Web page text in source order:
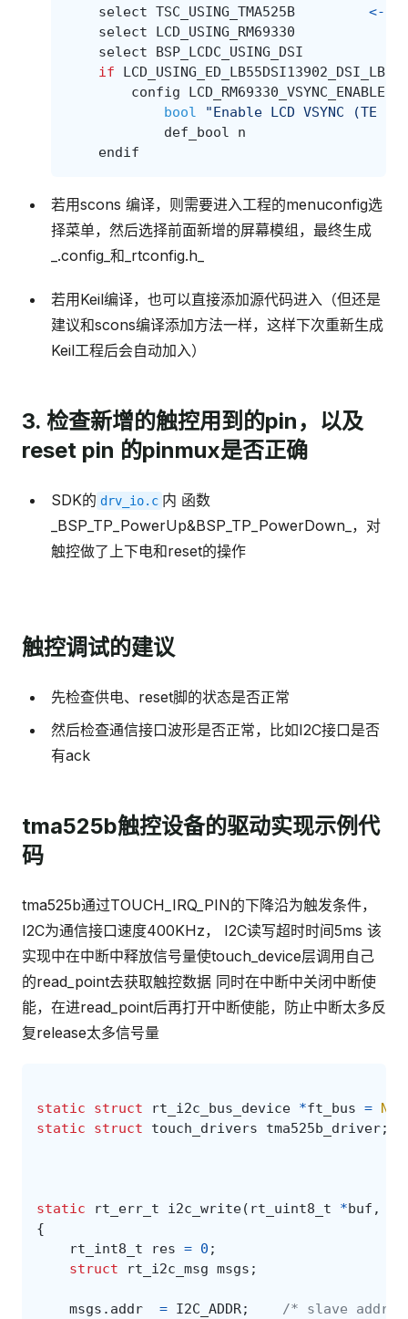
select TSC_USING_TMA525B
select
LCD_USING_RM69330
select
BSP_LCDC_USING_DSI
if
config
LCD_RM69330_VSYNC_ENABLE
bool
"Enable LCD VSYNC (TE
def_bool
n
endif
若用scons 编译，则需要进入工程的menuconfig选
择菜单，然后选择前面新增的屏幕模组，最终生成
_.config_和_rtconfig.h_
若用Keil编译，也可以直接添加源代码进入（但还是
建议和scons编译添加方法一样，这样下次重新生成
Keil工程后会自动加入）
3. 检查新增的触控用到的pin，以及
reset pin 的pinmux是否正确
SDK的 drv_io.c 内 函数
_BSP_TP_PowerUp&BSP_TP_PowerDown_，对
触控做了上下电和reset的操作
触控调试的建议
先检查供电、reset脚的状态是否正常
然后检查通信接口波形是否正常，比如I2C接口是否
有ack
tma525b触控设备的驱动实现示例代
码
tma525b通过TOUCH_IRQ_PIN的下降沿为触发条件，
I2C为通信接口速度400KHz， I2C读写超时时间5ms 该
实现中在中断中释放信号量使touch_device层调用自己
的read_point去获取触控数据 同时在中断中关闭中断使
能，在进read_point后再打开中断使能，防止中断太多反
复release太多信号量
static struct rt_i2c_bus_device *ft_bus =
static
struct touch_drivers tma525b_driver;
static rt_err_t i2c_write( rt_uint8_t *buf ,
{
rt_int8_t
res = 0 ;
struct
rt_i2c_msg msgs ;
msgs . addr = I2C_ADDR;
/* slave